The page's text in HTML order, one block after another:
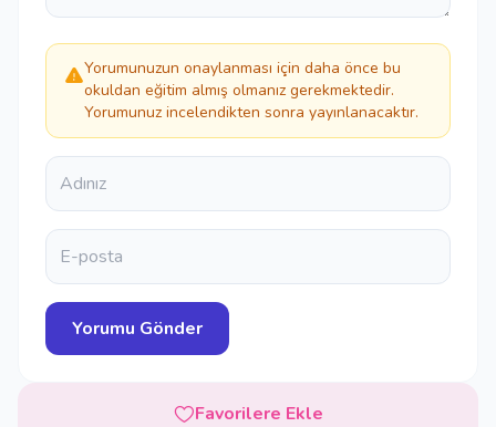
Yorumunuzun onaylanması için daha önce bu
okuldan eğitim almış olmanız gerekmektedir.
Yorumunuz incelendikten sonra yayınlanacaktır.
Favorilere Ekle